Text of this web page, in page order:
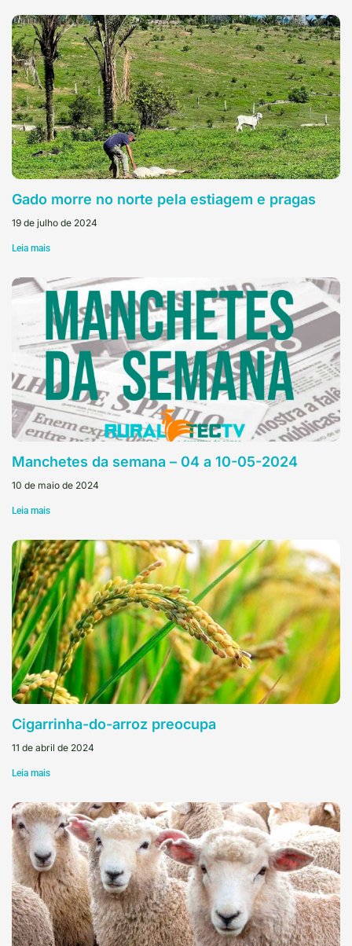
Gado morre no norte pela estiagem e pragas
19 de julho de 2024
Leia mais
Manchetes da semana – 04 a 10-05-2024
10 de maio de 2024
Leia mais
Cigarrinha-do-arroz preocupa
11 de abril de 2024
Leia mais